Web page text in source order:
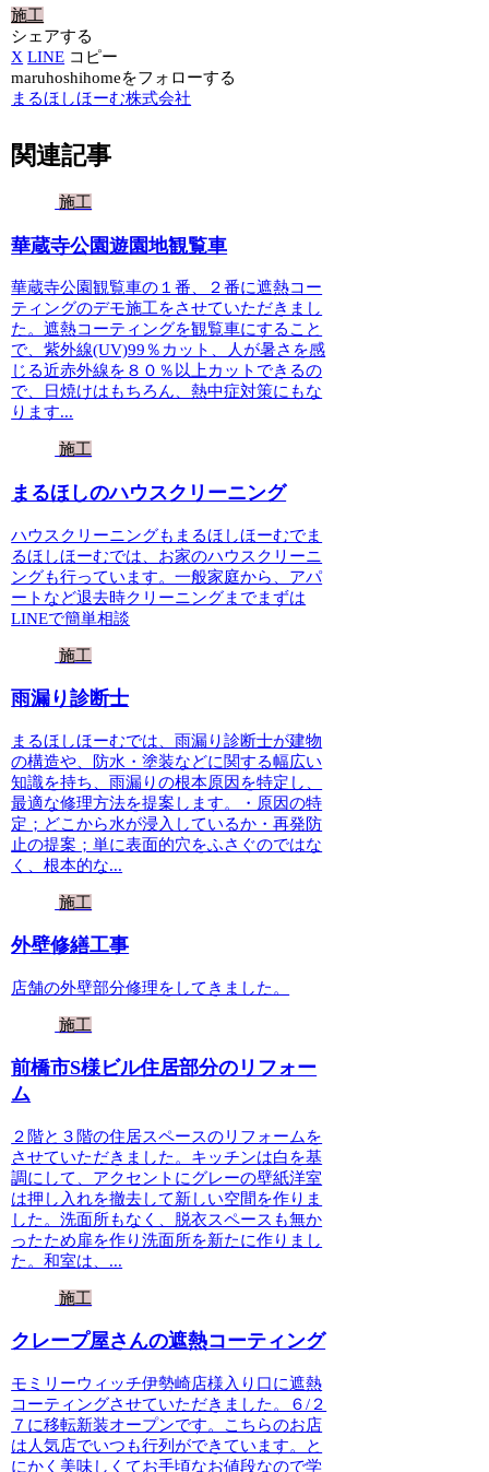
施工
シェアする
X LINE コピー
maruhoshihomeをフォローする
まるほしほーむ株式会社
関連記事
施工
華蔵寺公園遊園地観覧車
華蔵寺公園観覧車の１番、２番に遮熱コー
ティングのデモ施工をさせていただきまし
た。遮熱コーティングを観覧車にすること
で、紫外線(UV)99％カット、人が暑さを感
じる近赤外線を８０％以上カットできるの
で、日焼けはもちろん、熱中症対策にもな
ります...
施工
まるほしのハウスクリーニング
ハウスクリーニングもまるほしほーむでま
るほしほーむでは、お家のハウスクリーニ
ングも行っています。一般家庭から、アパ
ートなど退去時クリーニングまでまずは
LINEで簡単相談
施工
雨漏り診断士
まるほしほーむでは、雨漏り診断士が建物
の構造や、防水・塗装などに関する幅広い
知識を持ち、雨漏りの根本原因を特定し、
最適な修理方法を提案します。・原因の特
定；どこから水が浸入しているか・再発防
止の提案；単に表面的穴をふさぐのではな
く、根本的な...
施工
外壁修繕工事
店舗の外壁部分修理をしてきました。
施工
前橋市S様ビル住居部分のリフォー
ム
２階と３階の住居スペースのリフォームを
させていただきました。キッチンは白を基
調にして、アクセントにグレーの壁紙洋室
は押し入れを撤去して新しい空間を作りま
した。洗面所もなく、脱衣スペースも無か
ったため扉を作り洗面所を新たに作りまし
た。和室は、...
施工
クレープ屋さんの遮熱コーティング
モミリーウィッチ伊勢崎店様入り口に遮熱
コーティングさせていただきました。６/２
７に移転新装オープンです。こちらのお店
は人気店でいつも行列ができています。と
にかく美味しくてお手頃なお値段なので学